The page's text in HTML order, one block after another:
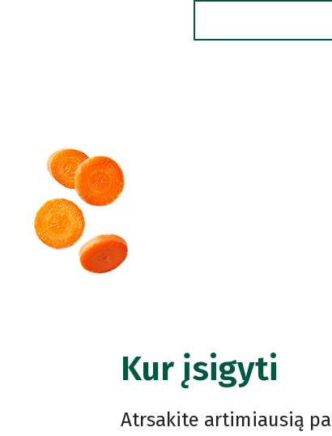
Kur įsigyti
Atrsakite artimiausią